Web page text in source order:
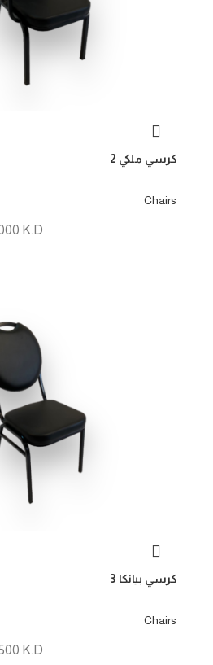
كرسي ملكي 2
Chairs
K.D
كرسي بيانكا 3
Chairs
K.D